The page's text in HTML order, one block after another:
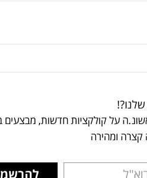
על קולקציות חדשות, מבצעים
ומהירה